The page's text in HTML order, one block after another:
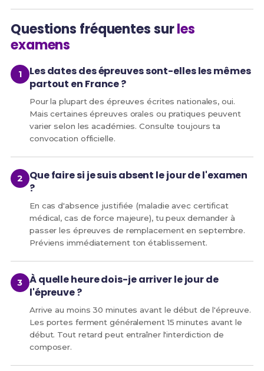
Questions fréquentes surles
examens
Les dates des épreuves sont-elles les mêmes
partout en France ?
Pour la plupart des épreuves écrites nationales, oui.
Mais certaines épreuves orales ou pratiques peuvent
varier selon les académies. Consulte toujours ta
convocation officielle.
Que faire si je suis absent le jour de l'examen
?
En cas d'absence justifiée (maladie avec certificat
médical, cas de force majeure), tu peux demander à
passer les épreuves de remplacement en septembre.
Préviens immédiatement ton établissement.
À quelle heure dois-je arriver le jour de
l'épreuve ?
Arrive au moins 30 minutes avant le début de l'épreuve.
Les portes ferment généralement 15 minutes avant le
début. Tout retard peut entraîner l'interdiction de
composer.